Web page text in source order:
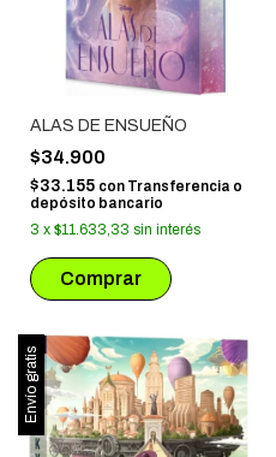
ALAS DE ENSUEÑO
$34.900
$33.155 con Transferencia o
depósito bancario
3 x $11.633,33 sin interés
Envío gratis